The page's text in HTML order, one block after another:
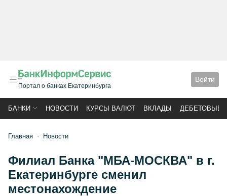
Портал о банках Екатеринбурга
Войти
БАНКИ НОВОСТИ КУРСЫ ВАЛЮТ ВКЛАДЫ ДЕБЕТОВЫЕ
Главная Новости
Филиал Банка "МБА-МОСКВА" в г.
Екатеринбурге сменил
местонахождение